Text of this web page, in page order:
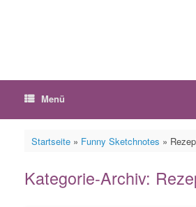
Menü
Startseite» Funny Sketchnotes »
Kategorie-Archiv: